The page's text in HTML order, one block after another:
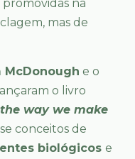
na
mas de
McDonough e o
lançaram o livro
way we make
conceitos de
biológicos e